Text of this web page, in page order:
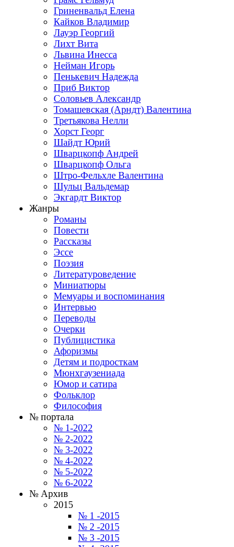
Гриненвальд Елена
Кайков Владимир
Лауэр Георгий
Лихт Вита
Львина Инесса
Нейман Игорь
Пенькевич Надежда
Приб Виктор
Соловьев Александр
Томашевская (Арндт) Валентина
Третьякова Нелли
Хорст Георг
Шайдт Юрий
Шварцкопф Андрей
Шварцкопф Ольга
Штро-Фельхле Валентина
Шульц Вальдемар
Экгардт Виктор
Жанры
Романы
Повести
Рассказы
Эссе
Поэзия
Литературоведение
Миниатюры
Мемуары и воспоминания
Интервью
Переводы
Очерки
Публицистика
Афоризмы
Детям и подросткам
Мюнхгаузениада
Юмор и сатира
Фольклор
Философия
№ портала
№ 1-2022
№ 2-2022
№ 3-2022
№ 4-2022
№ 5-2022
№ 6-2022
№ Архив
2015
№ 1 -2015
№ 2 -2015
№ 3 -2015